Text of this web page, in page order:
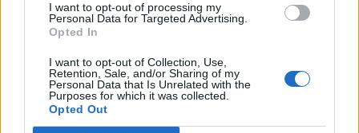
I want to opt-out of processing my
Personal Data for Targeted Advertising.
Opted In
I want to opt-out of Collection, Use,
Retention, Sale, and/or Sharing of my
Personal Data that Is Unrelated with the
Purposes for which it was collected.
Opted Out
Ob povečanem številu podtaknjenih
požarov pozivi občanom k takojšnjemu
obveščanju policije
6. avgust 2026